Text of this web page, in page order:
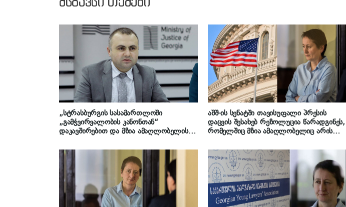
„სტრასბურგის სასამართლოში
„გამჭვირვალობის კანონთან“
დაკავშირებით და მზია ამაღლობელის
– იუსტიციის მინისტრის პირველი
მოადგილე
აშშ-ის სენატში თავისუფალი პრესის
დაცვის შესახებ რეზოლუცია წარადგინეს,
რომელშიც მზია ამაღლობელიც არის